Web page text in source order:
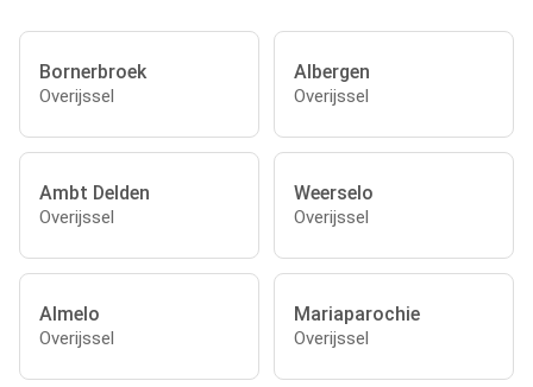
Bornerbroek
Overijssel
Albergen
Overijssel
Ambt Delden
Overijssel
Weerselo
Overijssel
Almelo
Overijssel
Mariaparochie
Overijssel